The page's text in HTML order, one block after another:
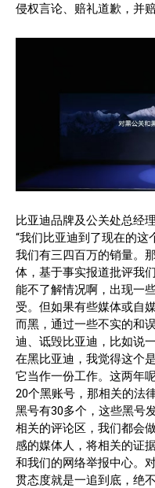
侵权言论、赔礼道歉，并
比亚迪品牌及公关处总经
“我们比亚迪到了现在的
我们有三四百万的销量。
体，基于事实报道批评我
能不了解情况啊，出现一
受。但如果有些媒体或自
而黑，通过一些不实的和
迪、诋毁比亚迪，比如说
在黑比亚迪，我觉得这个
它当作一份工作。这两年
20个黑账号，那相关的法
黑号有30多个，这些黑号
相关的评论区，我们都会
感的媒体人，将相关的证
和我们的网络举报中心。
贯态度就是一追到底，绝